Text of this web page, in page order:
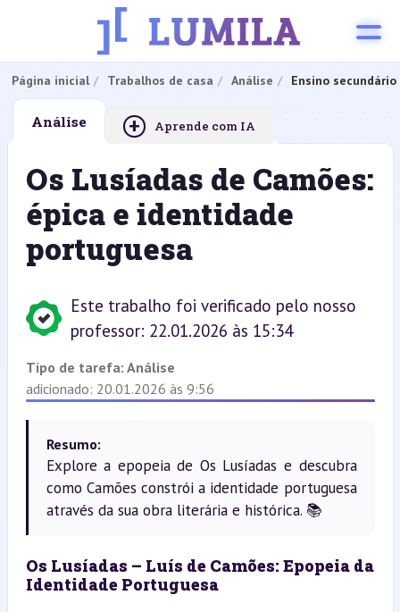
Página inicial Trabalhos de casa Análise Ensino secundário
Análise + Aprende com IA
Os Lusíadas de Camões:
épica e identidade
portuguesa
Este trabalho foi verificado pelo nosso
professor: 22.01.2026 às 15:34
Tipo de tarefa: Análise
adicionado: 20.01.2026 às 9:56
Resumo:
Explore a epopeia de Os Lusíadas e descubra
como Camões constrói a identidade portuguesa
através da sua obra literária e histórica. 📚
Os Lusíadas – Luís de Camões: Epopeia da
Identidade Portuguesa